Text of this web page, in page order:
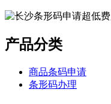
产品分类
商品条码申请
条形码办理